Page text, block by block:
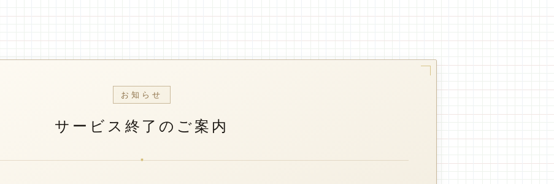
お知らせ
サービス終了のご案内
*